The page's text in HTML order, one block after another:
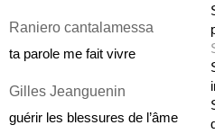
ta parole me fait vivre
Gilles Jeanguenin
guérir les blessures de l’âme